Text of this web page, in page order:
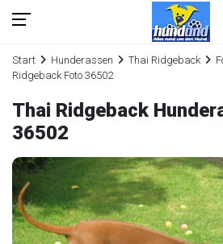
Start Hunderassen Thai Ridgeback
Ridgeback Foto 36502
Thai Ridgeback
36502